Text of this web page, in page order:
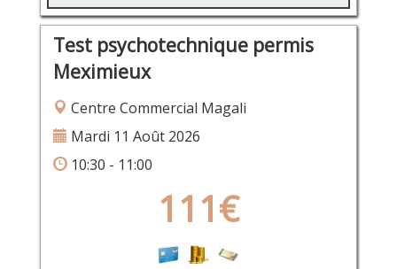
Test psychotechnique permis
Meximieux
Centre Commercial Magali
Mardi 11 Août 2026
10:30 - 11:00
111€